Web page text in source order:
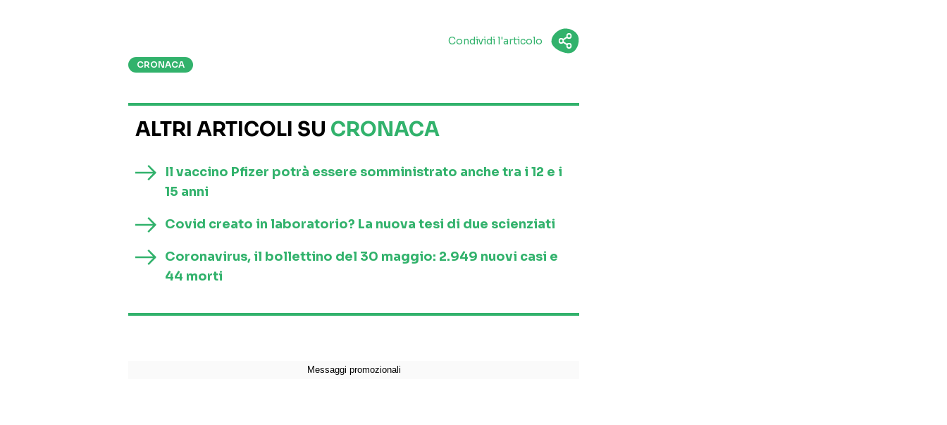
Condividi l'articolo
CRONACA
ALTRI ARTICOLI SU CRONACA
Il vaccino Pfizer potrà essere somministrato anche tra i 12 e i
15 anni
Covid creato in laboratorio? La nuova tesi di due scienziati
Coronavirus, il bollettino del 30 maggio: 2.949 nuovi casi e
44 morti